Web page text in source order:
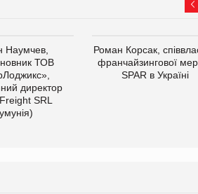
Наумчев,
ТОВ
директор
SRL
Роман Корсак,
франчайзингової
SPAR в Україні